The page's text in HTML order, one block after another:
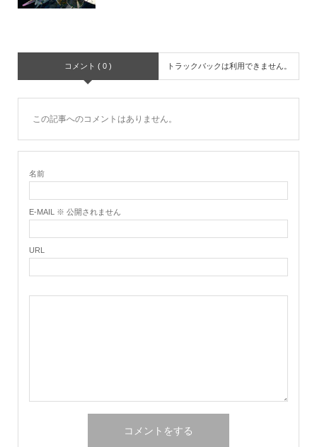
コメント ( 0 ) トラックバックは利用できません。
この記事へのコメントはありません。
名前
E-MAIL ※ 公開されません
URL